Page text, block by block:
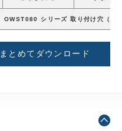
OWST080 シリーズ 取り付け穴（
まとめてダウンロード